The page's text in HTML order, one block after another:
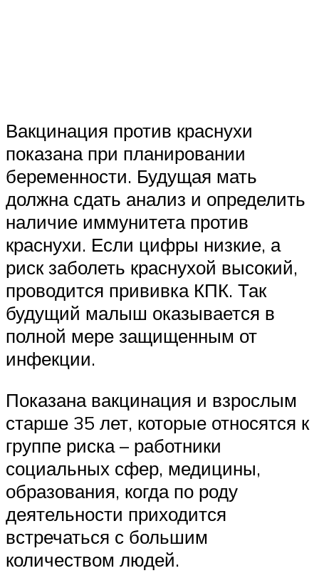
Вакцинация против краснухи
показана при планировании
беременности. Будущая мать
должна сдать анализ и определить
наличие иммунитета против
краснухи. Если цифры низкие, а
риск заболеть краснухой высокий,
проводится прививка КПК. Так
будущий малыш оказывается в
полной мере защищенным от
инфекции.
Показана вакцинация и взрослым
старше 35 лет, которые относятся к
группе риска – работники
социальных сфер, медицины,
образования, когда по роду
деятельности приходится
встречаться с большим
количеством людей.